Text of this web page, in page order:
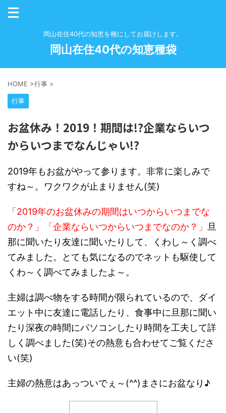
岡山在住40代の知恵を種にしてお届けします。
岡山在住40代の知恵種袋
HOME >行事 >
行事
お盆休み！2019！期間は!?企業ならいつ
からいつまでなんじゃい!?
2019年もお盆がやって参ります。非常に楽しみで
すね～。ワクワクが止まりません(笑)
「2019年のお盆休みの期間はいつからいつまでな
のか？」「企業ならいつからいつまでなのか？」
旦
那に聞いたり友達に聞いたりして、くわし～く調べ
てみました。とても気になるのでネットも駆使して
くわ～く調べてみましたよ～。
主婦は調べ物をする時間が限られているので、ダイ
エット中に友達に電話したり、食事中に旦那に聞い
たり深夜の時間にパソコンしたり時間を工夫して詳
しく調べました(笑)その熱意も合わせてご覧くださ
い(笑)
主婦の熱意はあっついでぇ～(^^)まさにお盆なり♪